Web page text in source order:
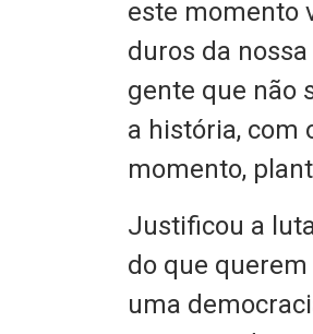
este momento
duros da
gente que não
a história, com
momento,
Justificou a
do que
uma